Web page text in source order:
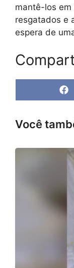
mantê-los em
resgatados e
espera de
F
a
e
b
k
Você